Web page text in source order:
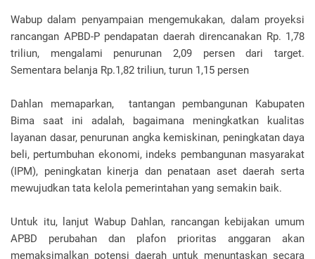
Wabup dalam penyampaian mengemukakan, dalam proyeksi
rancangan APBD-P pendapatan daerah direncanakan Rp. 1,78
triliun, mengalami penurunan 2,09 persen dari target.
Sementara belanja Rp.1,82 triliun, turun 1,15 persen
Dahlan memaparkan, tantangan pembangunan Kabupaten
Bima saat ini adalah, bagaimana meningkatkan kualitas
layanan dasar, penurunan angka kemiskinan, peningkatan daya
beli, pertumbuhan ekonomi, indeks pembangunan masyarakat
(IPM), peningkatan kinerja dan penataan aset daerah serta
mewujudkan tata kelola pemerintahan yang semakin baik.
Untuk itu, lanjut Wabup Dahlan, rancangan kebijakan umum
APBD perubahan dan plafon prioritas anggaran akan
memaksimalkan potensi daerah untuk menuntaskan secara